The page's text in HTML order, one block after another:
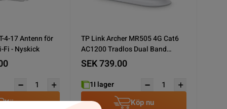
4-17 Antenn för
Fi - Nyskick
Köp nu
TP Link Archer MR505 4G Cat6
AC1200 Tradlos Dual Band
Gigabit Router Nyskick
SEK 739.00
1I lager
Köp nu